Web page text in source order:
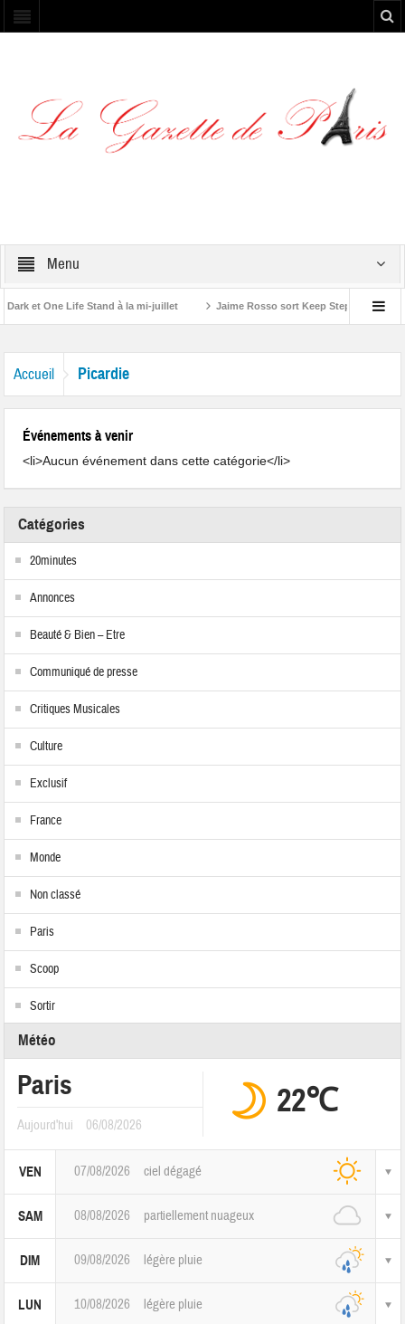
Menu
et One Life Stand à la mi-juillet Jaime Rosso sort Keep Stepping, son
Accueil Picardie
Événements à venir
<li>Aucun événement dans cette catégorie</li>
Catégories
20minutes
Annonces
Beauté & Bien – Etre
Communiqué de presse
Critiques Musicales
Culture
Exclusif
France
Monde
Non classé
Paris
Scoop
Sortir
Météo
Paris
Aujourd'hui 06/08/2026
22℃
VEN 07/08/2026 ciel dégagé
SAM 08/08/2026 partiellement nuageux
DIM 09/08/2026 légère pluie
LUN 10/08/2026 légère pluie